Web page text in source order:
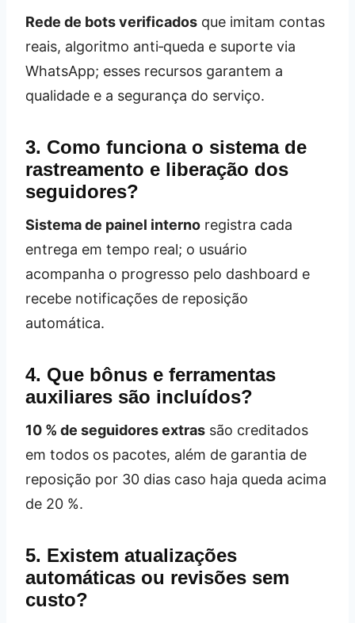
Rede de bots verificados que imitam contas
reais, algoritmo anti‑queda e suporte via
WhatsApp; esses recursos garantem a
qualidade e a segurança do serviço.
3. Como funciona o sistema de
rastreamento e liberação dos
seguidores?
Sistema de painel interno registra cada
entrega em tempo real; o usuário
acompanha o progresso pelo dashboard e
recebe notificações de reposição
automática.
4. Que bônus e ferramentas
auxiliares são incluídos?
10 % de seguidores extras são creditados
em todos os pacotes, além de garantia de
reposição por 30 dias caso haja queda acima
de 20 %.
5. Existem atualizações
automáticas ou revisões sem
custo?